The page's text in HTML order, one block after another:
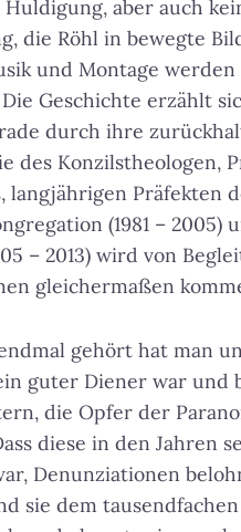
Huldigung, aber auch
die Röhl in bewegte
und Montage
Geschichte erzählt
durch ihre
des Konzilstheologen,
langjährigen Präfekten
(1981 – 2005)
– 2013) wird von
gleichermaßen
gehört hat man
guter Diener war und
die Opfer der
diese in den Jahren
Denunziationen
sie dem